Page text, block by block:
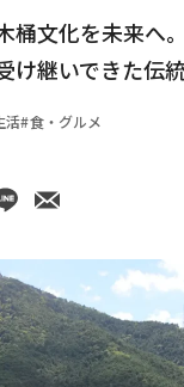
桶文化を未来へ
け継いできた伝
活 食・グルメ